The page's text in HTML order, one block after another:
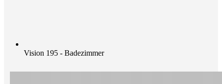
Vision 195 - Badezimmer